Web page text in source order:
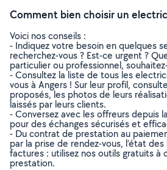
Comment bien choisir un
Voici nos conseils :
- Indiquez votre besoin en quelques
recherchez-vous ? Est-ce urgent ?
particulier ou professionnel,
- Consultez la liste de tous les
vous à Angers ! Sur leur profil,
proposés, les photos de leurs
laissés par leurs clients.
- Conversez avec les offreurs depuis
pour des échanges sécurisés et
- Du contrat de prestation au
par la prise de rendez-vous, l’état
factures : utilisez nos outils gratuits
prestation.